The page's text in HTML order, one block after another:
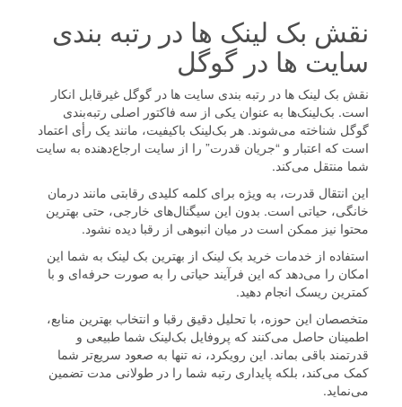
نقش بک لینک ها در رتبه بندی
سایت ها در گوگل
نقش بک لینک ها در رتبه بندی سایت ها در گوگل غیرقابل انکار
است. بک‌لینک‌ها به عنوان یکی از سه فاکتور اصلی رتبه‌بندی
گوگل شناخته می‌شوند. هر بک‌لینک باکیفیت، مانند یک رأی اعتماد
است که اعتبار و “جریان قدرت” را از سایت ارجاع‌دهنده به سایت
شما منتقل می‌کند.
این انتقال قدرت، به ویژه برای کلمه کلیدی رقابتی مانند درمان
خانگی، حیاتی است. بدون این سیگنال‌های خارجی، حتی بهترین
محتوا نیز ممکن است در میان انبوهی از رقبا دیده نشود.
استفاده از خدمات خرید بک لینک از بهترین بک لینک به شما این
امکان را می‌دهد که این فرآیند حیاتی را به صورت حرفه‌ای و با
کمترین ریسک انجام دهید.
متخصصان این حوزه، با تحلیل دقیق رقبا و انتخاب بهترین منابع،
اطمینان حاصل می‌کنند که پروفایل بک‌لینک شما طبیعی و
قدرتمند باقی بماند. این رویکرد، نه تنها به صعود سریع‌تر شما
کمک می‌کند، بلکه پایداری رتبه شما را در طولانی مدت تضمین
می‌نماید.